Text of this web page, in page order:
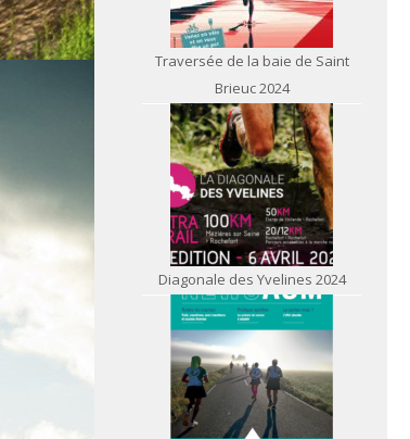
Traversée de la baie de Saint
Brieuc 2024
Diagonale des Yvelines 2024